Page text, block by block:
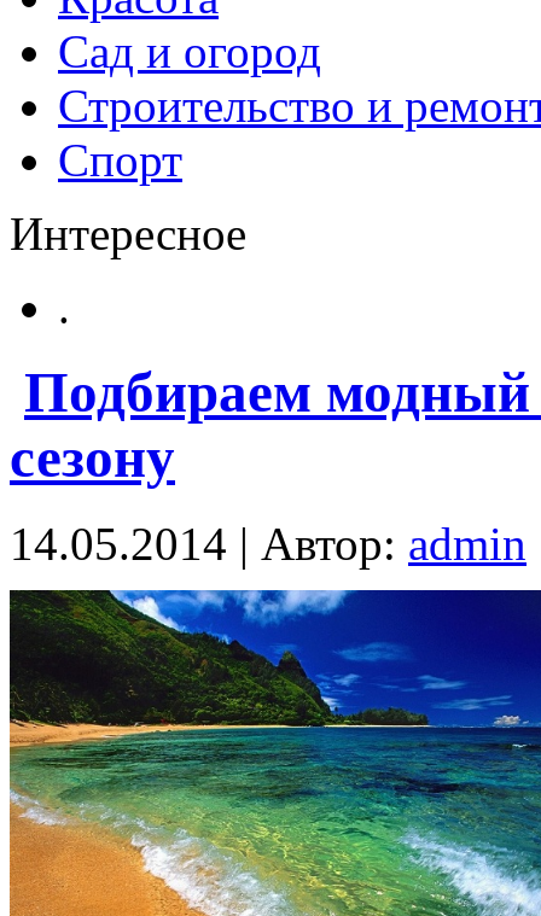
Сад и огород
Строительство и
Спорт
Интересное
.
Подбираем модный
сезону
14.05.2014 | Автор: admin